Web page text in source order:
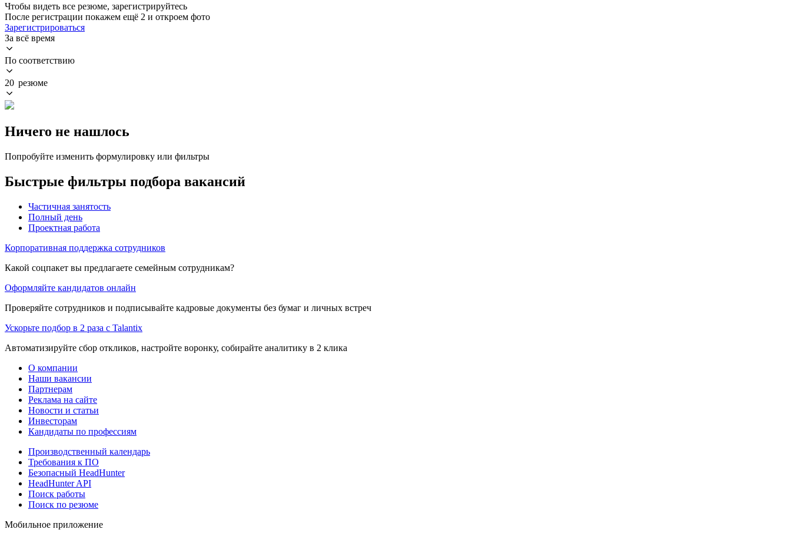
Чтобы видеть все резюме, зарегистрируйтесь
После регистрации покажем ещё 2 и откроем фото
Зарегистрироваться
За всё время
По соответствию
20 резюме
Ничего не нашлось
Попробуйте изменить формулировку или фильтры
Быстрые фильтры подбора вакансий
Частичная занятость
Полный день
Проектная работа
Корпоративная поддержка сотрудников
Какой соцпакет вы предлагаете семейным сотрудникам?
Оформляйте кандидатов онлайн
Проверяйте сотрудников и подписывайте кадровые документы без бумаг и личных встреч
Ускорьте подбор в 2 раза с Talantix
Автоматизируйте сбор откликов, настройте воронку, собирайте аналитику в 2 клика
О компании
Наши вакансии
Партнерам
Реклама на сайте
Новости и статьи
Инвесторам
Кандидаты по профессиям
Производственный календарь
Требования к ПО
Безопасный HeadHunter
HeadHunter API
Поиск работы
Поиск по резюме
Мобильное приложение